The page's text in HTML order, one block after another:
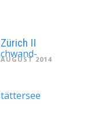
Zürich II
AUGUST 2014